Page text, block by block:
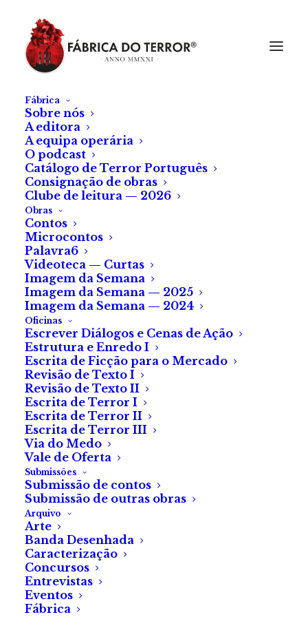
Fábrica
Sobre nós
A editora
A equipa operária
O podcast
Catálogo de Terror Português
Consignação de obras
Clube de leitura — 2026
Obras
Contos
Microcontos
Palavra6
Videoteca — Curtas
Imagem da Semana
Imagem da Semana — 2025
Imagem da Semana — 2024
Oficinas
Escrever Diálogos e Cenas de Ação
Estrutura e Enredo I
Escrita de Ficção para o Mercado
Revisão de Texto I
Revisão de Texto II
Escrita de Terror I
Escrita de Terror II
Escrita de Terror III
Via do Medo
Vale de Oferta
Submissões
Submissão de contos
Submissão de outras obras
Arquivo
Arte
Banda Desenhada
Caracterização
Concursos
Entrevistas
Eventos
Fábrica
Chuva de Estrelas
de Helena Menezes
Deitados na relva, aguardavam o noticiado e raro